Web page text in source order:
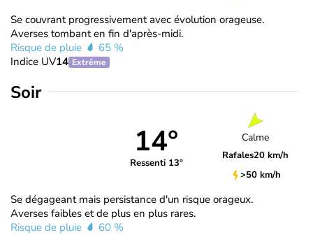
Se couvrant progressivement avec évolution orageuse.
Averses tombant en fin d'après-midi.
Risque de pluie
65 %
Indice UV14 Extrême
Soir
14°
Ressenti 13°
Calme
Rafales20 km/h
>50 km/h
Se dégageant mais persistance d'un risque orageux.
Averses faibles et de plus en plus rares.
Risque de pluie
60 %